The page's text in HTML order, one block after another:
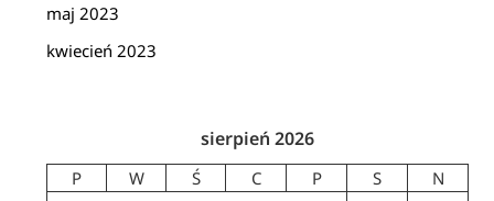
maj 2023
kwiecień 2023
sierpień 2026
P W Ś C P S
N